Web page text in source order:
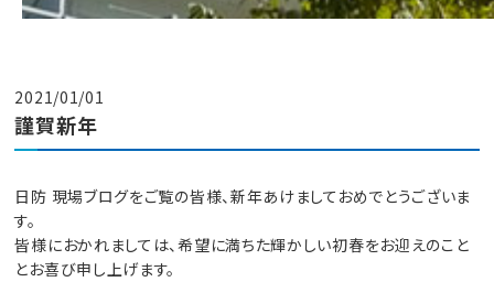
2021/01/01
謹賀新年
日防 現場ブログをご覧の皆様、新年あけましておめでとうございま
す。
皆様におかれましては、希望に満ちた輝かしい初春をお迎えのこと
とお喜び申し上げます。